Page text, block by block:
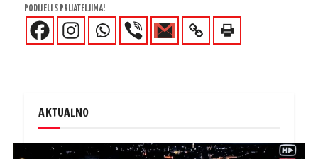
PODIJELI S PRIJATELJIMA!
AKTUALNO